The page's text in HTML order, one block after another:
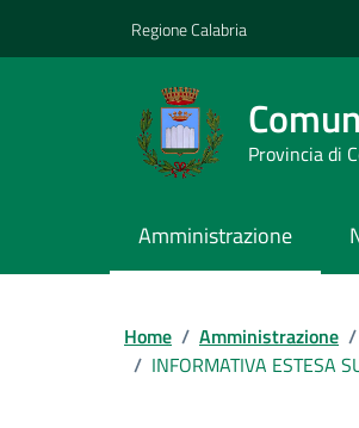
Regione Calabria
Provincia di
Amministrazione
Home / Amministrazione /
/ INFORMATIVA ESTESA